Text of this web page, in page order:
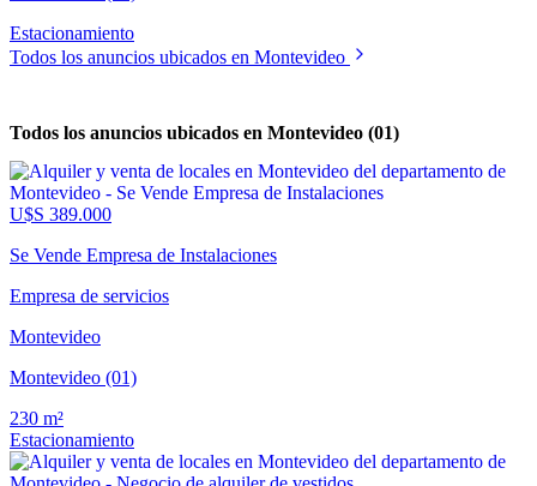
Estacionamiento
Todos los anuncios ubicados en Montevideo
Todos los anuncios ubicados en Montevideo (01)
U$S 389.000
Se Vende Empresa de Instalaciones
Empresa de servicios
Montevideo
Montevideo (01)
230 m²
Estacionamiento